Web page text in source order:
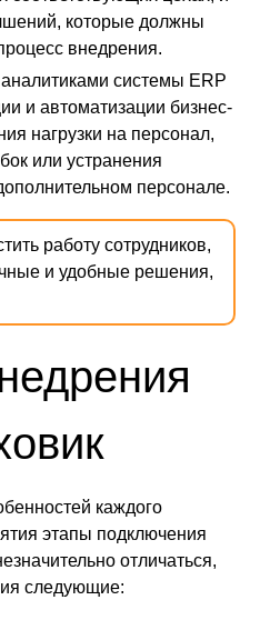
которые должны
внедрения.
системы ERP
и автоматизации бизнес-
нагрузки на персонал,
или устранения
персонале.
работу сотрудников,
и удобные решения,
каждого
этапы подключения
отличаться,
следующие: